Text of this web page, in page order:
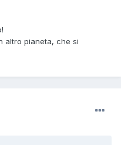
altro pianeta, che si